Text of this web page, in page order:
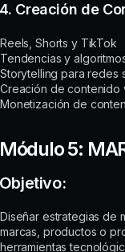
4. Creación de
Reels, Shorts y TikTok
Tendencias y
Storytelling para redes
Creación de contenido
Monetización de
5:
Diseñar estrategias de
marcas, productos o
herramientas